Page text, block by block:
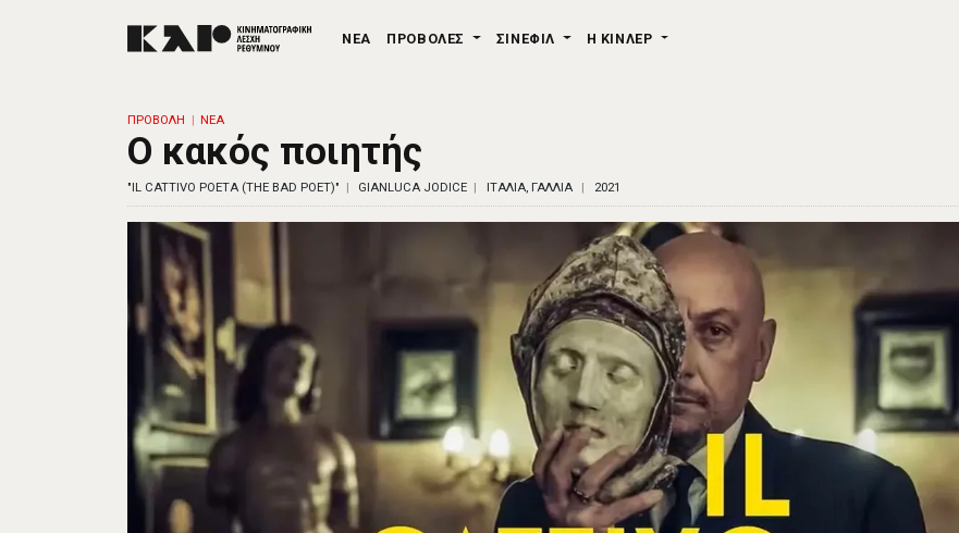
ΝΕΑ ΠΡΟΒΟΛΕΣ ΣΙΝΕΦΙΛ Η ΚΙΝΛΕΡ
ΠΡΟΒΟΛΗ ΝΕΑ
Ο κακός ποιητής
"IL CATTIVO POETA (THE BAD POET)" GIANLUCA JODICE ΙΤΑΛΙΑ, ΓΑΛΛΙΑ 2021